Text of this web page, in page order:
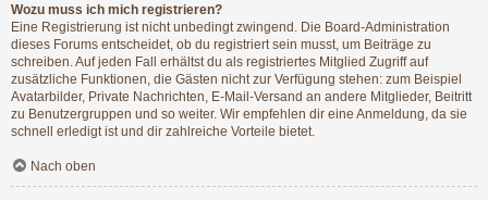
Wozu muss ich mich registrieren?
Eine Registrierung ist nicht unbedingt zwingend. Die Board-Administration
dieses Forums entscheidet, ob du registriert sein musst, um Beiträge zu
schreiben. Auf jeden Fall erhältst du als registriertes Mitglied Zugriff auf
zusätzliche Funktionen, die Gästen nicht zur Verfügung stehen: zum Beispiel
Avatarbilder, Private Nachrichten, E-Mail-Versand an andere Mitglieder, Beitritt
zu Benutzergruppen und so weiter. Wir empfehlen dir eine Anmeldung, da sie
schnell erledigt ist und dir zahlreiche Vorteile bietet.
Nach oben